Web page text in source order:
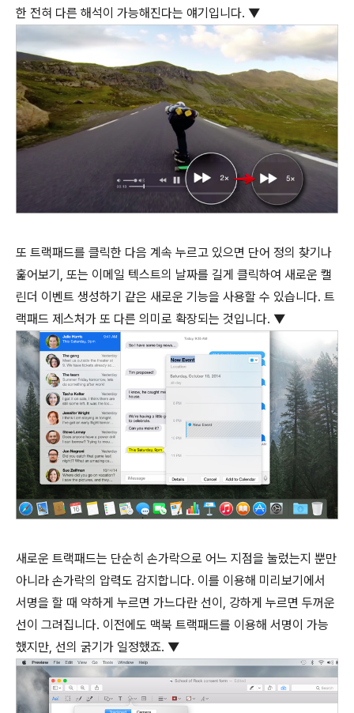
한 전혀 다른 해석이 가능해진다는 얘기입니다. ▼
또 트랙패드를 클릭한 다음 계속 누르고 있으면 단어 정의 찾기나
훑어보기, 또는 이메일 텍스트의 날짜를 길게 클릭하여 새로운 캘
린더 이벤트 생성하기 같은 새로운 기능을 사용할 수 있습니다. 트
랙패드 제스처가 또 다른 의미로 확장되는 것입니다. ▼
새로운 트랙패드는 단순히 손가락으로 어느 지점을 눌렀는지 뿐만
아니라 손가락의 압력도 감지합니다. 이를 이용해 미리보기에서
서명을 할 때 약하게 누르면 가느다란 선이, 강하게 누르면 두꺼운
선이 그려집니다. 이전에도 맥북 트랙패드를 이용해 서명이 가능
했지만, 선의 굵기가 일정했죠. ▼